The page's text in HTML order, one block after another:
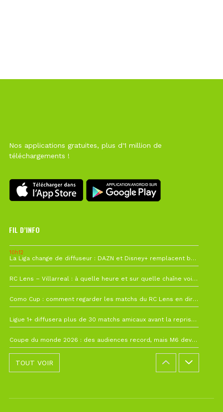
Nos applications gratuites, plus d'1 million de
téléchargements !
FIL D’INFO
10h12
La Liga change de diffuseur : DAZN et Disney+ remplacent beIN Sports !
RC Lens – Villarreal : à quelle heure et sur quelle chaîne voir la finale de la Como Cup ?
Como Cup : comment regarder les matchs du RC Lens en direct ?
Ligue 1+ diffusera plus de 30 matchs amicaux avant la reprise de la Ligue 1
Coupe du monde 2026 : des audiences record, mais M6 devrait perdre très gros !
TOUT VOIR